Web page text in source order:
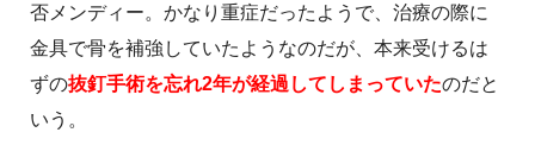
否メンディー。かなり重症だったようで、治療の際に
金具で骨を補強していたようなのだが、本来受けるは
ずの抜釘手術を忘れ2年が経過してしまっていたのだと
いう。